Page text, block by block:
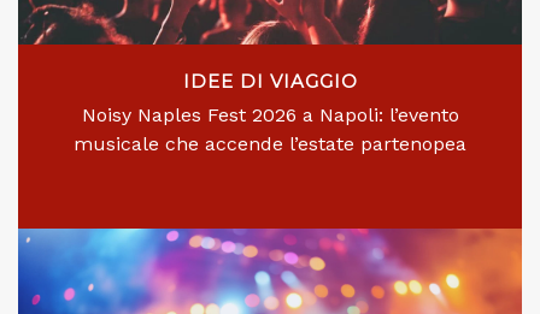
IDEE DI VIAGGIO
Noisy Naples Fest 2026 a Napoli: l’evento
musicale che accende l’estate partenopea